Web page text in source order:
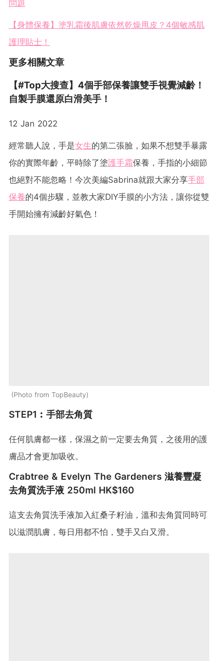
問題
【身體保養】塗乳霜後肌膚依然乾燥甩皮？4個敏感肌
護理貼士！
更多相關文章
【#Top大搜查】4個手部保養讓雙手視覺減齡！
自製手膜還原白滑美手！
12 Jan 2022
經常聽人說，手是女生的第二張臉，如果不想雙手暴露
你的實際年齡，平時除了塗護手霜保養，手指的小細節
也絕對不能忽略！今次美編Sabrina就跟大家分享手部
保養的4個步驟，並教大家DIY手膜的小方法，讓你從雙
手開始擁有減齡好氣色！
Photo from TopBeauty
STEP1︰手部去角質
任何肌膚都一樣，保濕之前一定要去角質，之後用的護
膚品才會更加吸收。
Crabtree & Evelyn The Gardeners 滋養豐凝
去角質洗手液 250ml HK$160
這支去角質洗手液加入紅桑子籽油，溫和去角質同時可
以滋潤肌膚，每日用都不怕，雙手又白又滑。